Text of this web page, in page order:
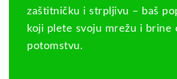
zaštitničku i strpljivu – baš
koji plete svoju mrežu i brine
potomstvu.